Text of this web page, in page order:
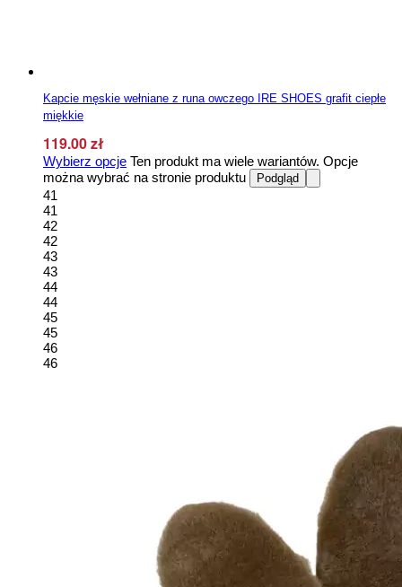
Kapcie męskie wełniane z runa owczego IRE SHOES grafit ciepłe
miękkie
119.00zł
Wybierz opcje Ten produkt ma wiele wariantów. Opcje
można wybrać na stronie produktu
Podgląd
41
41
42
42
43
43
44
44
45
45
46
46